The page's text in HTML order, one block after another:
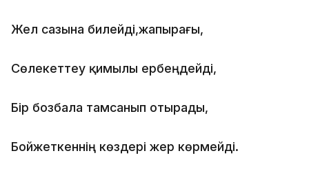
Жел сазына билейді,жапырағы,
Сөлекеттеу қимылы ербеңдейді,
Бір бозбала тамсанып отырады,
Бойжеткеннің көздері жер көрмейді.